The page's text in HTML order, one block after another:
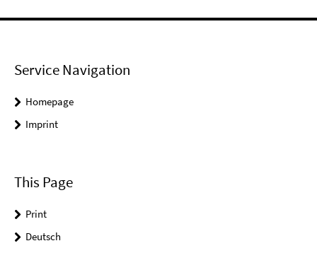
Service Navigation
Homepage
Imprint
This Page
Print
Deutsch